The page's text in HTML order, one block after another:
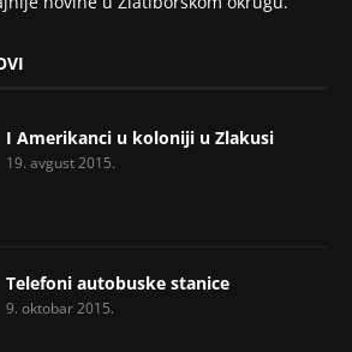
I Amerikanci u koloniji u Zlakusi
19. avgust 2015.
Telefoni autobuske stanice
9. oktobar 2015.